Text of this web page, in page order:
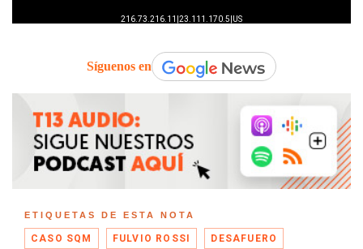
Síguenos en
ETIQUETAS DE ESTA NOTA
CASO SQM FULVIO ROSSI DESAFUERO